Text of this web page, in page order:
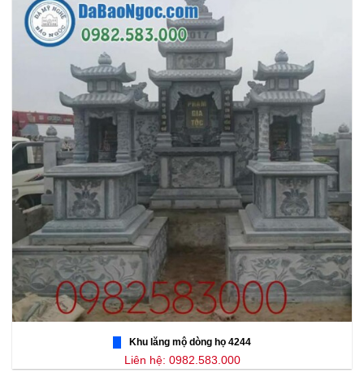
Khu lăng mộ dòng họ 4244
Liên hệ: 0982.583.000